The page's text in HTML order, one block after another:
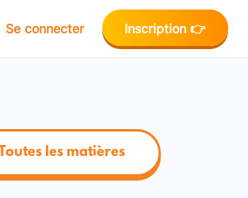
Se connecter Inscription 👉
Toutes les matières